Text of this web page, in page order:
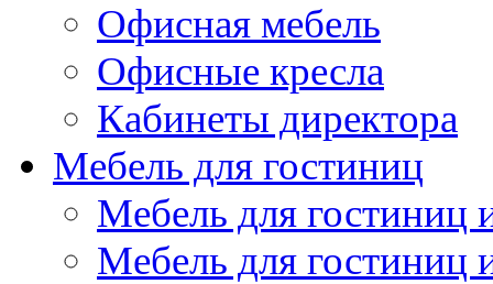
Офисная мебель
Офисные кресла
Кабинеты директора
Мебель для гостиниц
Мебель для
Мебель для гостиниц